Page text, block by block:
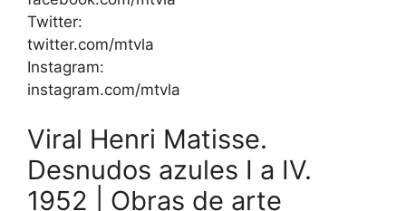
Twitter:
twitter.com/mtvla​
Instagram:
instagram.com/mtvla
Viral Henri Matisse.
Desnudos azules I a IV.
1952 | Obras de arte